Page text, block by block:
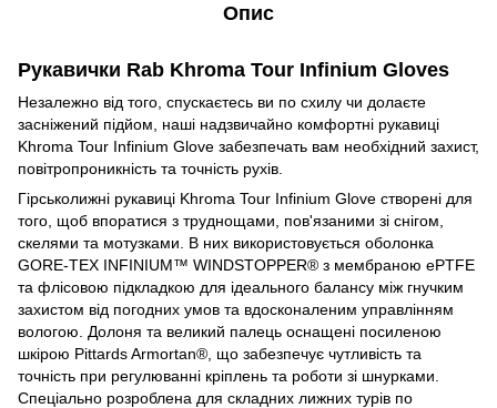
Опис
Рукавички Rab Khroma Tour Infinium Gloves
Незалежно від того, спускаєтесь ви по схилу чи долаєте
засніжений підйом, наші надзвичайно комфортні рукавиці
Khroma Tour Infinium Glove забезпечать вам необхідний захист,
повітропроникність та точність рухів.
Гірськолижні рукавиці Khroma Tour Infinium Glove створені для
того, щоб впоратися з труднощами, пов'язаними зі снігом,
скелями та мотузками. В них використовується оболонка
GORE-TEX INFINIUM™ WINDSTOPPER® з мембраною ePTFE
та флісовою підкладкою для ідеального балансу між гнучким
захистом від погодних умов та вдосконаленим управлінням
вологою. Долоня та великий палець оснащені посиленою
шкірою Pittards Armortan®, що забезпечує чутливість та
точність при регулюванні кріплень та роботи зі шнурками.
Спеціально розроблена для складних лижних турів по